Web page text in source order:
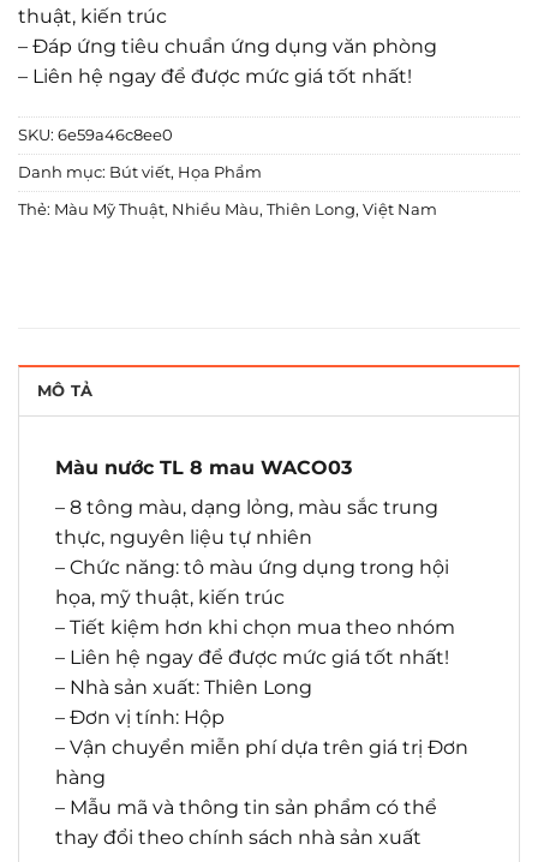
thuật, kiến trúc
– Đáp ứng tiêu chuẩn ứng dụng văn phòng
– Liên hệ ngay để được mức giá tốt nhất!
SKU: 6e59a46c8ee0
Danh mục: Bút viết, Họa Phẩm
Thẻ: Màu Mỹ Thuật, Nhiều Màu, Thiên Long, Việt Nam
MÔ TẢ
Màu nước TL 8 mau WACO03
– 8 tông màu, dạng lỏng, màu sắc trung
thực, nguyên liệu tự nhiên
– Chức năng: tô màu ứng dụng trong hội
họa, mỹ thuật, kiến trúc
– Tiết kiệm hơn khi chọn mua theo nhóm
– Liên hệ ngay để được mức giá tốt nhất!
– Nhà sản xuất: Thiên Long
– Đơn vị tính: Hộp
– Vận chuyển miễn phí dựa trên giá trị Đơn
hàng
– Mẫu mã và thông tin sản phẩm có thể
thay đổi theo chính sách nhà sản xuất